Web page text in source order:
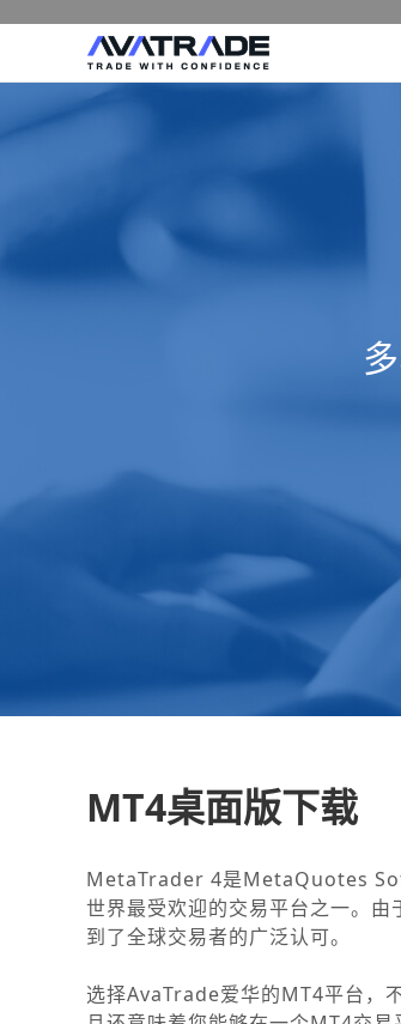
MT4桌面版下载
MetaTrader 4是MetaQuotes
世界最受欢迎的交易平台之一。
到了全球交易者的广泛认可。
选择AvaTrade爱华的MT4平台，